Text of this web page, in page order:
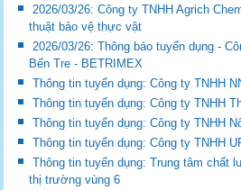
2026/03/26: Công ty TNHH Agrich
thuật bảo vệ thực vật
2026/03/26: Thông báo tuyển dụng -
Bến Tre - BETRIMEX
Thông tin tuyển dụng: Công ty TNHH
Thông tin tuyển dụng: Công ty TNHH
Thông tin tuyển dụng: Công ty TNHH
Thông tin tuyển dụng: Công ty TNHH
Thông tin tuyển dụng: Trung tâm chất
thị trường vùng 6